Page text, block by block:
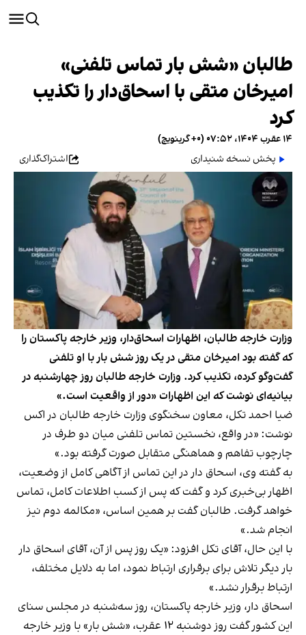
طالبان «شش بار تماس تلفنی»
امیرخان متقی با اسحاق‌دار را تکذیب
کرد
۱۴ عقرب ۱۴۰۴، ۰۷:۵۲ (‎+۰ گرینویچ)
پخش نسخه شنیداری
اشتراک‌گذاری
وزارت خارجه طالبان، اظهارات اسحاق‌‌دار، وزیر خارجه پاکستان را
که گفته بود امیرخان متقی در یک روز شش بار با او تلفنی
گفت‌وگو کرده، تکذیب کرد. وزارت خارجه طالبان روز چهارشنبه در
بیانیه‌ای نوشت که این اظهارات «دور از واقعیت است.»
ضیا احمد تکل، معاون سخنگوی وزارت خارجه طالبان در اکس
نوشت: «در واقع، نخستین تماس تلفنی میان دو طرف در
چارچوب تفاهم و هماهنگی متقابل صورت گرفته بود.»
به گفته وی، اسحاق دار در این تماس از آگاهی کامل از وضعیت،
اظهار بی‌خبری کرد و گفت که پس از کسب اطلاعات کامل، تماس
خواهد گرفت. طالبان گفت بر همین اساس، «مکالمه دوم نیز
انجام شد.»
با این حال، آقای تکل افزود: «یک روز پس از آن، آقای اسحاق دار
بار دیگر تلاش برای برقراری ارتباط نمود، اما به دلایل مختلف،
ارتباط برقرار نشد.»
اسحاق دار، وزیر خارجه پاکستان، روز سه‌شنبه در مجلس سنای
این کشور گفت روز دوشنبه ۱۲ عقرب، «شش بار» با وزیر خارجه